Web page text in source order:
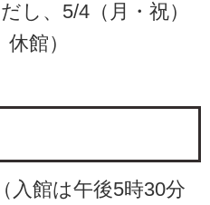
し、5/4（月・祝）
館）
入館は午後5時30分